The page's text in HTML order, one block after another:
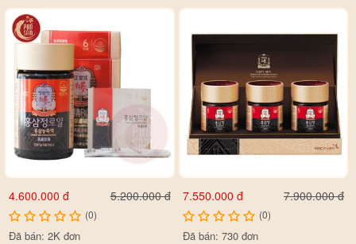
sâm chính là thành quả tinh túy nhất mà hãng KGC-Cheong
Kwan Jang đã tạo ra.
- Với màu cánh gián, sánh mịn, ngọt ngào như chính cái tên
của nó, tinh chất nhân sâm chính là sự lựa chọn hoàn hảo cho
các tín đồ nhân sâm mật ong.
Thành phần
- Tinh chất nhân sâm 6 năm tuổi
- Mật ong nguyên chất 100%
4.600.000 đ 5.200.000 đ
(0)
Đã bán: 2K đơn
7.550.000 đ 7.900.000 đ
(0)
Đã bán: 730 đơn